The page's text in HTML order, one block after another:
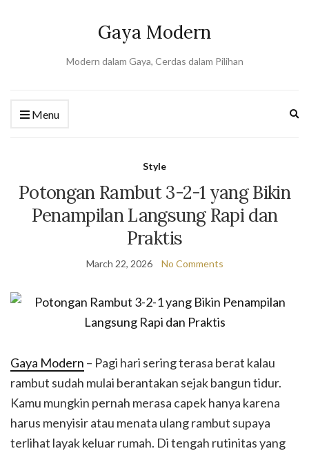
Gaya Modern
Modern dalam Gaya, Cerdas dalam Pilihan
Menu
Style
Potongan Rambut 3-2-1 yang Bikin
Penampilan Langsung Rapi dan
Praktis
March 22, 2026 No Comments
Gaya Modern – Pagi hari sering terasa berat kalau
rambut sudah mulai berantakan sejak bangun tidur.
Kamu mungkin pernah merasa capek hanya karena
harus menyisir atau menata ulang rambut supaya
terlihat layak keluar rumah. Di tengah rutinitas yang